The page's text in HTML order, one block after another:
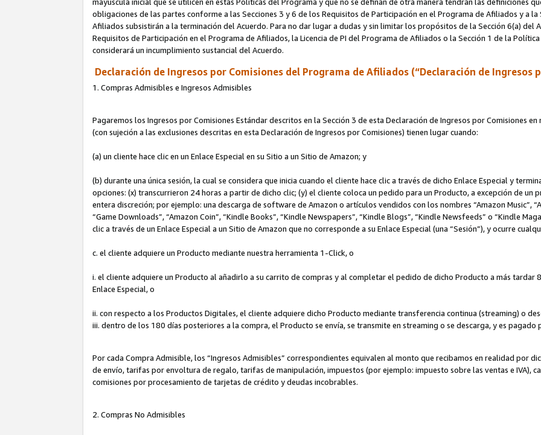
mayúscula inicial que se utilicen en estas Políticas del Programa y que no se definan de otra manera tendrán las definiciones
obligaciones de las partes conforme a las Secciones 3 y 6 de los Requisitos de Participación en el Programa de Afiliados y a la
Afiliados subsistirán a la terminación del Acuerdo. Para no dar lugar a dudas y sin limitar los propósitos de la Sección 6(a) del
Requisitos de Participación en el Programa de Afiliados, la Licencia de PI del Programa de Afiliados o la Sección 1 de la
considerará un incumplimiento sustancial del Acuerdo.
Declaración de Ingresos por Comisiones del Programa de Afiliados (“Declaración de Ingresos
1. Compras Admisibles e Ingresos Admisibles
Pagaremos los Ingresos por Comisiones Estándar descritos en la Sección 3 de esta Declaración de Ingresos por Comisiones
(con sujeción a las exclusiones descritas en esta Declaración de Ingresos por Comisiones) tienen lugar cuando:
(a) un cliente hace clic en un Enlace Especial en su Sitio a un Sitio de Amazon; y
(b) durante una única sesión, la cual se considera que inicia cuando el cliente hace clic a través de dicho Enlace Especial y
opciones: (x) transcurrieron 24 horas a partir de dicho clic; (y) el cliente coloca un pedido para un Producto, a excepción de
entera discreción; por ejemplo: una descarga de software de Amazon o artículos vendidos con los nombres “Amazon Music”,
“Game Downloads”, “Amazon Coin”, “Kindle Books”, “Kindle Newspapers”, “Kindle Blogs”, “Kindle Newsfeeds” o “Kindle
clic a través de un Enlace Especial a un Sitio de Amazon que no corresponde a su Enlace Especial (una “Sesión”), y ocurre
c. el cliente adquiere un Producto mediante nuestra herramienta 1-Click, o
i. el cliente adquiere un Producto al añadirlo a su carrito de compras y al completar el pedido de dicho Producto a más tardar
Enlace Especial, o
ii. con respecto a los Productos Digitales, el cliente adquiere dicho Producto mediante transferencia continua (streaming) o
iii. dentro de los 180 días posteriores a la compra, el Producto se envía, se transmite en streaming o se descarga, y es pagado
Por cada Compra Admisible, los “Ingresos Admisibles” correspondientes equivalen al monto que recibamos en realidad por
de envío, tarifas por envoltura de regalo, tarifas de manipulación, impuestos (por ejemplo: impuesto sobre las ventas e IVA),
comisiones por procesamiento de tarjetas de crédito y deudas incobrables.
2. Compras No Admisibles